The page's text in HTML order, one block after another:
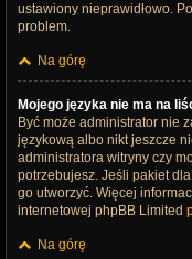
ustawiony nieprawidłowo.
problem.
Na górę
Mojego języka nie ma na
Być może administrator nie
językową albo nikt jeszcze
administratora witryny czy
potrzebujesz. Jeśli pakiet
go utworzyć. Więcej
internetowej phpBB Limited
Na górę